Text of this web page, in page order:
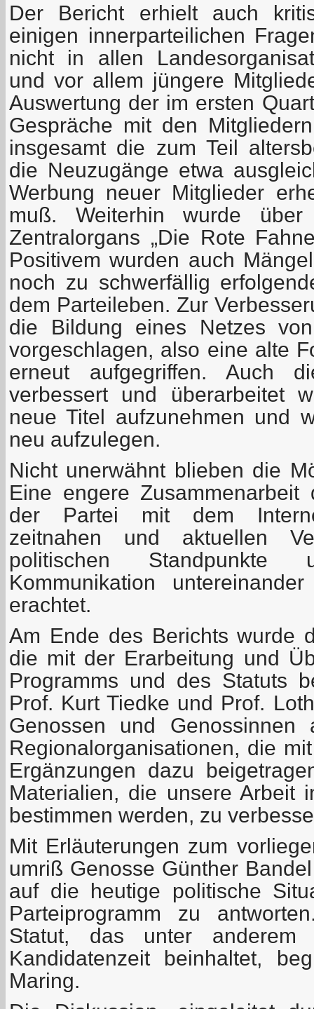
Der Bericht erhielt auch
einigen innerparteilichen
nicht in allen
und vor allem jüngere
Auswertung der im ersten
Gespräche mit den
insgesamt die zum Teil
die Neuzugänge etwa
Werbung neuer Mitglieder
muß. Weiterhin wurde
Zentralorgans „Die Rote
Positivem wurden auch
noch zu schwerfällig
dem Parteileben. Zur
die Bildung eines Netzes von
vorgeschlagen, also eine alte
erneut aufgegriffen. Auch
verbessert und überarbeitet
neue Titel aufzunehmen und
neu aufzulegen.
Nicht unerwähnt blieben die
Eine engere
der Partei mit dem
zeitnahen und aktuellen
politischen
Kommunikation
erachtet.
Am Ende des Berichts wurde
die mit der Erarbeitung und
Programms und des Statuts
Prof. Kurt Tiedke und Prof.
Genossen und
Regionalorganisationen, die
Ergänzungen dazu
Materialien, die unsere Arbeit
bestimmen werden, zu
Mit Erläuterungen zum
umriß Genosse Günther
auf die heutige politische
Parteiprogramm zu
Statut, das unter anderem
Kandidatenzeit beinhaltet,
Maring.